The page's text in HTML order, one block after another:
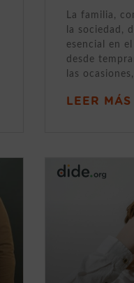
La familia,
la sociedad,
esencial en
desde
las ocasiones,
LEER MÁS